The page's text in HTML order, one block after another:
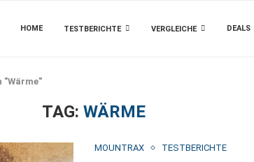
HOME TESTBERICHTE VERGLEICHE DEALS
"Wärme"
TAG: WÄRME
MOUNTRAX TESTBERICHTE